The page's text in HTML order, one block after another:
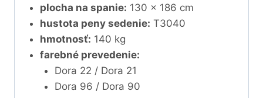
plocha na spanie: 130 x 186 cm
hustota peny sedenie: T3040
hmotnosť: 140 kg
farebné prevedenie:
Dora 22 / Dora 21
Dora 96 / Dora 90